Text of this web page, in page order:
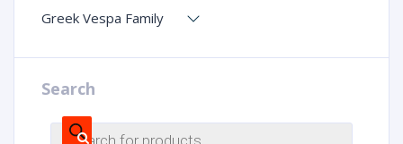
Greek Vespa Family
Search